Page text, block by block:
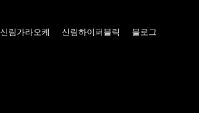
신림가라오케 신림하이퍼블릭 블로그